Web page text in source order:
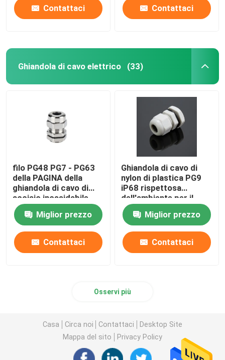
Contattaci Contattaci
Ghiandola di cavo elettrico (33)
filo PG48 PG7 - PG63
della PAGINA della
ghiandola di cavo di
acciaio inossidabile
304 306 impermeabile
Miglior prezzo
Contattaci
Ghiandola di cavo di
nylon di plastica PG9
iP68 rispettosa
dell'ambiente per il
connettore resistente
Miglior prezzo
Contattaci
Osservi più
Casa Circa noi Contattaci
Desktop Site
Mappa del sito
Privacy Policy